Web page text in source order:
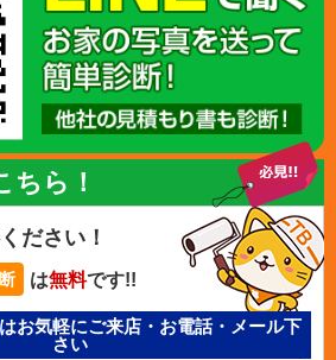
ちら！
ださい！
は無料です!!
お気軽にご来店・お電話・メール下
さい